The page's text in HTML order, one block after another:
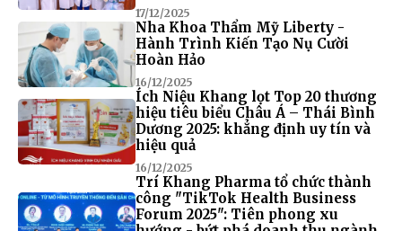
17/12/2025
Nha Khoa Thẩm Mỹ Liberty -
Hành Trình Kiến Tạo Nụ Cười
Hoàn Hảo
16/12/2025
Ích Niệu Khang lọt Top 20 thương
hiệu tiêu biểu Châu Á – Thái Bình
Dương 2025: khẳng định uy tín và
hiệu quả
16/12/2025
Trí Khang Pharma tổ chức thành
công "TikTok Health Business
Forum 2025": Tiên phong xu